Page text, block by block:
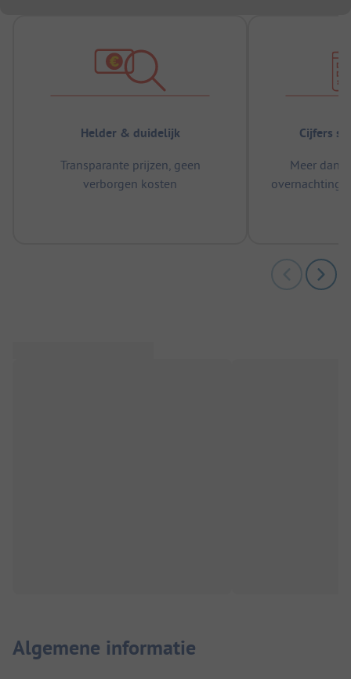
Helder & duidelijk
Transparante prijzen, geen
verborgen kosten
Cijfers
Meer dan
Algemene informatie